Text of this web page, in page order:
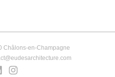
Châlons-en-Champagne